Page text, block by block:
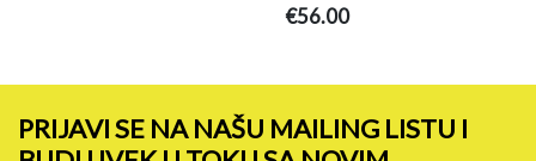
€56.00
PRIJAVI SE NA NAŠU MAILING LISTU I